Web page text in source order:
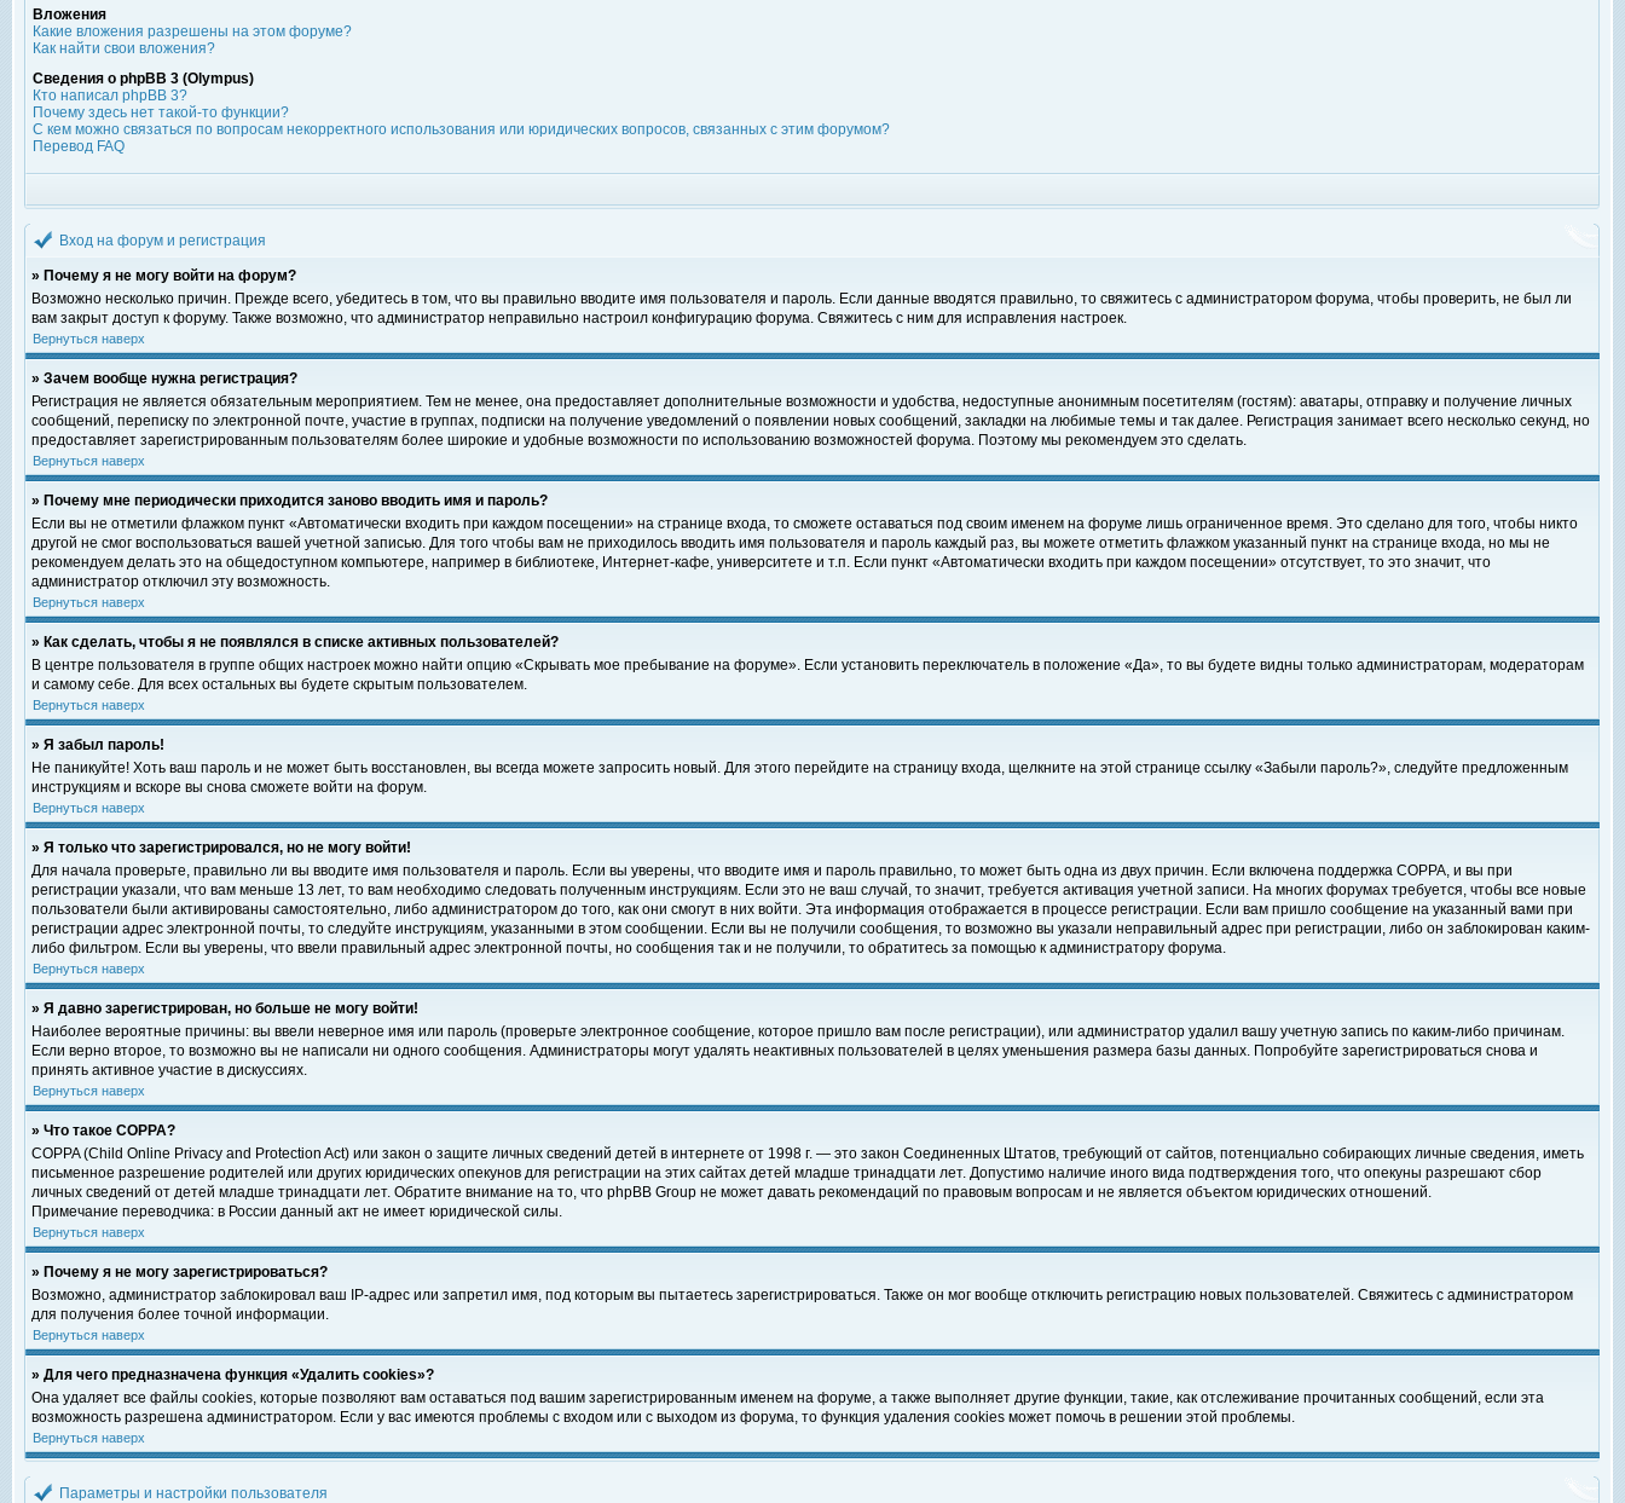
Вложения
Какие вложения разрешены на этом форуме?
Как найти свои вложения?
Сведения о phpBB 3 (Olympus)
Кто написал phpBB 3?
Почему здесь нет такой-то функции?
С кем можно связаться по вопросам некорректного использования или юридических вопросов, связанных с этим форумом?
Перевод FAQ
Вход на форум и регистрация
» Почему я не могу войти на форум?
Возможно несколько причин. Прежде всего, убедитесь в том, что вы правильно вводите имя пользователя и пароль. Если данные вводятся правильно, то свяжитесь с администратором форума, чтобы проверить, не был ли
вам закрыт доступ к форуму. Также возможно, что администратор неправильно настроил конфигурацию форума. Свяжитесь с ним для исправления настроек.
Вернуться наверх
» Зачем вообще нужна регистрация?
Регистрация не является обязательным мероприятием. Тем не менее, она предоставляет дополнительные возможности и удобства, недоступные анонимным посетителям (гостям): аватары, отправку и получение личных
сообщений, переписку по электронной почте, участие в группах, подписки на получение уведомлений о появлении новых сообщений, закладки на любимые темы и так далее. Регистрация занимает всего несколько секунд, но
предоставляет зарегистрированным пользователям более широкие и удобные возможности по использованию возможностей форума. Поэтому мы рекомендуем это сделать.
Вернуться наверх
» Почему мне периодически приходится заново вводить имя и пароль?
Если вы не отметили флажком пункт «Автоматически входить при каждом посещении» на странице входа, то сможете оставаться под своим именем на форуме лишь ограниченное время. Это сделано для того, чтобы никто
другой не смог воспользоваться вашей учетной записью. Для того чтобы вам не приходилось вводить имя пользователя и пароль каждый раз, вы можете отметить флажком указанный пункт на странице входа, но мы не
рекомендуем делать это на общедоступном компьютере, например в библиотеке, Интернет-кафе, университете и т.п. Если пункт «Автоматически входить при каждом посещении» отсутствует, то это значит, что
администратор отключил эту возможность.
Вернуться наверх
» Как сделать, чтобы я не появлялся в списке активных пользователей?
В центре пользователя в группе общих настроек можно найти опцию «Скрывать мое пребывание на форуме». Если установить переключатель в положение «Да», то вы будете видны только администраторам, модераторам
и самому себе. Для всех остальных вы будете скрытым пользователем.
Вернуться наверх
» Я забыл пароль!
Не паникуйте! Хоть ваш пароль и не может быть восстановлен, вы всегда можете запросить новый. Для этого перейдите на страницу входа, щелкните на этой странице ссылку «Забыли пароль?», следуйте предложенным
инструкциям и вскоре вы снова сможете войти на форум.
Вернуться наверх
» Я только что зарегистрировался, но не могу войти!
Для начала проверьте, правильно ли вы вводите имя пользователя и пароль. Если вы уверены, что вводите имя и пароль правильно, то может быть одна из двух причин. Если включена поддержка COPPA, и вы при
регистрации указали, что вам меньше 13 лет, то вам необходимо следовать полученным инструкциям. Если это не ваш случай, то значит, требуется активация учетной записи. На многих форумах требуется, чтобы все новые
пользователи были активированы самостоятельно, либо администратором до того, как они смогут в них войти. Эта информация отображается в процессе регистрации. Если вам пришло сообщение на указанный вами при
регистрации адрес электронной почты, то следуйте инструкциям, указанными в этом сообщении. Если вы не получили сообщения, то возможно вы указали неправильный адрес при регистрации, либо он заблокирован каким-
либо фильтром. Если вы уверены, что ввели правильный адрес электронной почты, но сообщения так и не получили, то обратитесь за помощью к администратору форума.
Вернуться наверх
» Я давно зарегистрирован, но больше не могу войти!
Наиболее вероятные причины: вы ввели неверное имя или пароль (проверьте электронное сообщение, которое пришло вам после регистрации), или администратор удалил вашу учетную запись по каким-либо причинам.
Если верно второе, то возможно вы не написали ни одного сообщения. Администраторы могут удалять неактивных пользователей в целях уменьшения размера базы данных. Попробуйте зарегистрироваться снова и
принять активное участие в дискуссиях.
Вернуться наверх
» Что такое COPPA?
COPPA (Child Online Privacy and Protection Act) или закон о защите личных сведений детей в интернете от 1998 г. — это закон Соединенных Штатов, требующий от сайтов, потенциально собирающих личные сведения, иметь
письменное разрешение родителей или других юридических опекунов для регистрации на этих сайтах детей младше тринадцати лет. Допустимо наличие иного вида подтверждения того, что опекуны разрешают сбор
личных сведений от детей младше тринадцати лет. Обратите внимание на то, что phpBB Group не может давать рекомендаций по правовым вопросам и не является объектом юридических отношений.
Примечание переводчика: в России данный акт не имеет юридической силы.
Вернуться наверх
» Почему я не могу зарегистрироваться?
Возможно, администратор заблокировал ваш IP-адрес или запретил имя, под которым вы пытаетесь зарегистрироваться. Также он мог вообще отключить регистрацию новых пользователей. Свяжитесь с администратором
для получения более точной информации.
Вернуться наверх
» Для чего предназначена функция «Удалить cookies»?
Она удаляет все файлы cookies, которые позволяют вам оставаться под вашим зарегистрированным именем на форуме, а также выполняет другие функции, такие, как отслеживание прочитанных сообщений, если эта
возможность разрешена администратором. Если у вас имеются проблемы с входом или с выходом из форума, то функция удаления cookies может помочь в решении этой проблемы.
Вернуться наверх
Параметры и настройки пользователя